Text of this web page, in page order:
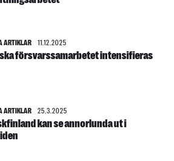
ARTIKLAR 11.12.2025
försvarssamarbetet intensifieras
ARTIKLAR 25.3.2025
kan se annorlunda ut i